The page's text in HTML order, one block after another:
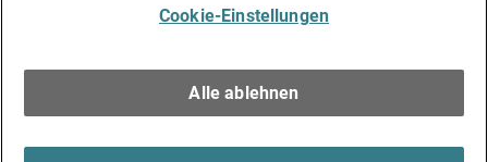
Cookie-Einstellungen
Alle ablehnen